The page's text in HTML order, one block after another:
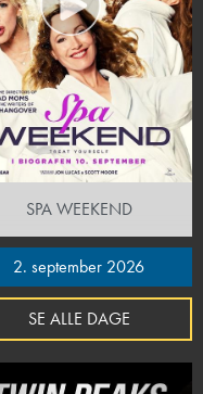
SPA WEEKEND
2. september 2026
SE ALLE DAGE